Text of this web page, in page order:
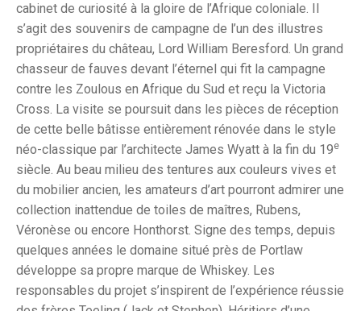
cabinet de curiosité à la gloire de l’Afrique coloniale. Il
s’agit des souvenirs de campagne de l’un des illustres
propriétaires du château, Lord William Beresford. Un grand
chasseur de fauves devant l’éternel qui fit la campagne
contre les Zoulous en Afrique du Sud et reçu la Victoria
Cross. La visite se poursuit dans les pièces de réception
de cette belle bâtisse entièrement rénovée dans le style
néo-classique par l’architecte James Wyatt à la fin du 19e
siècle. Au beau milieu des tentures aux couleurs vives et
du mobilier ancien, les amateurs d’art pourront admirer une
collection inattendue de toiles de maîtres, Rubens,
Véronèse ou encore Honthorst. Signe des temps, depuis
quelques années le domaine situé près de Portlaw
développe sa propre marque de Whiskey. Les
responsables du projet s’inspirent de l’expérience réussie